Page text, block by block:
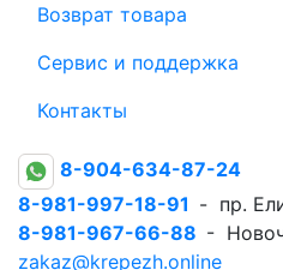
Возврат товара
Сервис и поддержка
Контакты
8-904-634-87-24
8-981-997-18-91 - пр.
8-981-967-66-88 -
zakaz@krepezh.online